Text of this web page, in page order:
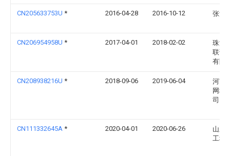
CN205633753U * 2016-04-28 2016-10-12 张汇
CN206954958U * 2017-04-01 2018-02-02
珠海
联谊
有限
CN208938216U * 2018-09-06 2019-06-04
河南
网科
司
CN111332645A * 2020-04-01 2020-06-26
山东
工程